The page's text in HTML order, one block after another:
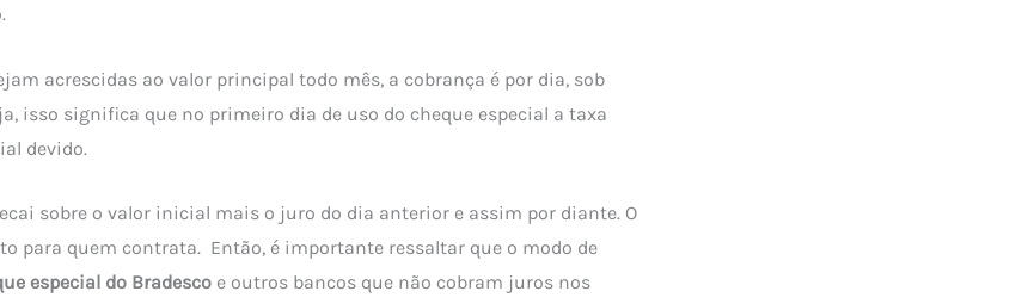
acrescidas ao valor principal todo mês, a cobrança é por dia, sob
isso significa que no primeiro dia de uso do cheque especial a taxa
devido.
sobre o valor inicial mais o juro do dia anterior e assim por diante. O
para quem contrata. Então, é importante ressaltar que o modo de
especial do Bradesco e outros bancos que não cobram juros nos